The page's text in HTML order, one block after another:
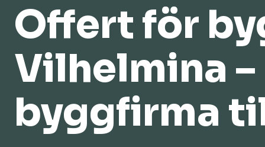
Offert för
Vilhelmina
byggfirma